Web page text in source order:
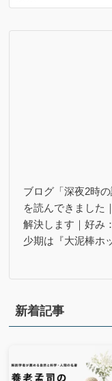
ブログ「深夜2時
を読んできました
解決します｜好み
少期は『大泥棒ホ
新着記事